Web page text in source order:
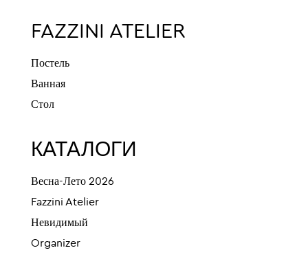
FAZZINI ATELIER
Постель
Ванная
Стол
КАТАЛОГИ
Весна-Лето 2026
Fazzini Atelier
Невидимый
Organizer